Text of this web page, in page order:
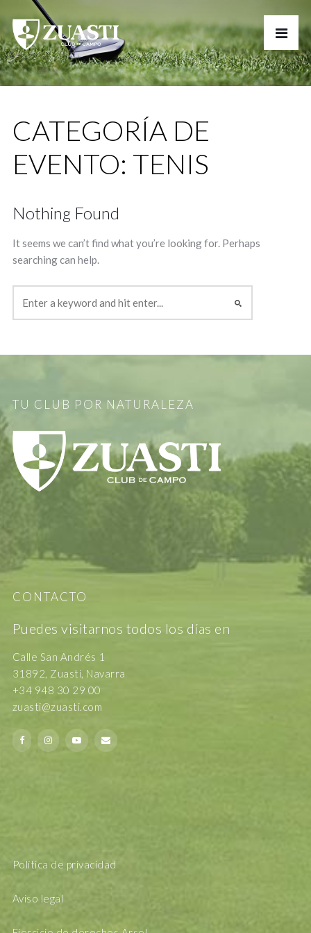
CATEGORÍA DE
EVENTO: TENIS
Nothing Found
It seems we can’t find what you’re looking for. Perhaps
searching can help.
TU CLUB POR NATURALEZA
CONTACTO
Puedes visitarnos todos los días en
Calle San Andrés 1
31892, Zuasti, Navarra
+34 948 30 29 00
zuasti@zuasti.com
Política de privacidad
Aviso legal